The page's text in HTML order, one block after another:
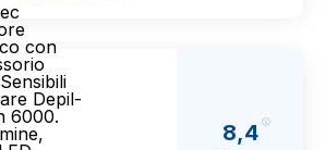
con
Depil-
6000.
8,4